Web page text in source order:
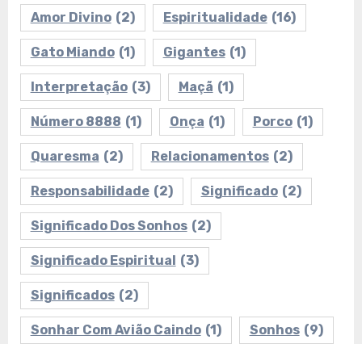
Amor Divino (2) Espiritualidade (16)
Gato Miando (1) Gigantes (1)
Interpretação (3) Maçã (1)
Número 8888 (1) Onça (1) Porco (1)
Quaresma (2) Relacionamentos (2)
Responsabilidade (2) Significado (2)
Significado Dos Sonhos (2)
Significado Espiritual (3)
Significados (2)
Sonhar Com Avião Caindo (1) Sonhos (9)